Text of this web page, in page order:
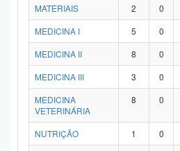
MATERIAIS 2 0
MEDICINA I
5 0
MEDICINA II
8 0
MEDICINA III
3 0
MEDICINA
VETERINÁRIA
8 0
NUTRIÇÃO 1 0